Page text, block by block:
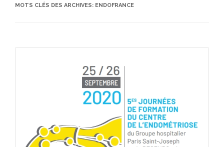
MOTS CLÉS DES ARCHIVES: ENDOFRANCE